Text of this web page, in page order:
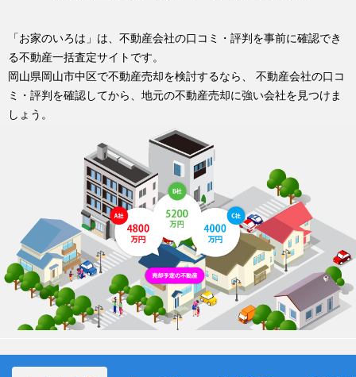
「お家のいろは」は、不動産会社の口コミ・評判を事前に確認でき
る不動産一括査定サイトです。
岡山県岡山市中区で不動産売却を検討するなら、 不動産会社の口コ
ミ・評判を確認してから、地元の不動産売却に強い会社を見つけま
しょう。